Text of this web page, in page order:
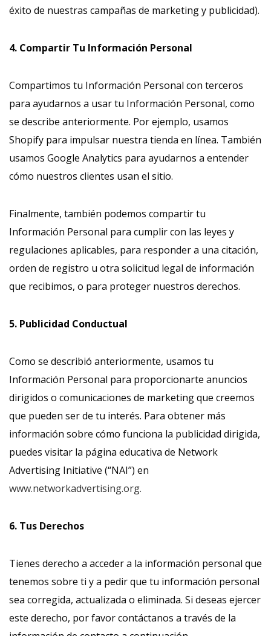
éxito de nuestras campañas de marketing y publicidad).
4. Compartir Tu Información Personal
Compartimos tu Información Personal con terceros
para ayudarnos a usar tu Información Personal, como
se describe anteriormente. Por ejemplo, usamos
Shopify para impulsar nuestra tienda en línea. También
usamos Google Analytics para ayudarnos a entender
cómo nuestros clientes usan el sitio.
Finalmente, también podemos compartir tu
Información Personal para cumplir con las leyes y
regulaciones aplicables, para responder a una citación,
orden de registro u otra solicitud legal de información
que recibimos, o para proteger nuestros derechos.
5. Publicidad Conductual
Como se describió anteriormente, usamos tu
Información Personal para proporcionarte anuncios
dirigidos o comunicaciones de marketing que creemos
que pueden ser de tu interés. Para obtener más
información sobre cómo funciona la publicidad dirigida,
puedes visitar la página educativa de Network
Advertising Initiative (“NAI”) en
www.networkadvertising.org.
6. Tus Derechos
Tienes derecho a acceder a la información personal que
tenemos sobre ti y a pedir que tu información personal
sea corregida, actualizada o eliminada. Si deseas ejercer
este derecho, por favor contáctanos a través de la